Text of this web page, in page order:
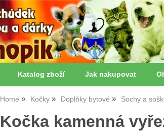
Katalog zboží Jak nakupovat
Home Kočky Doplňky bytové Sochy a
Kočka kamenná